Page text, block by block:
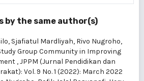
by the same author(s)
Sjafiatul Mardliyah, Rivo Nugroho,
Group Community in Improving
,JPPM (Jurnal Pendidikan dan
Vol. 9 No. 1 (2022): March 2022